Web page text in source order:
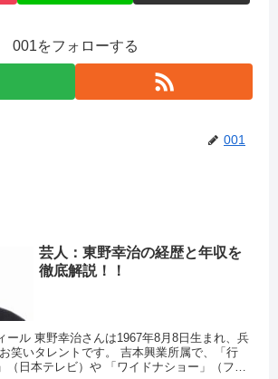
001をフォローする
001
芸人：東野幸治の経歴と年収を
徹底解説！！
ール 東野幸治さんは1967年8月8日生まれ、兵
笑いタレントです。 吉本興業所属で、「行
（日本テレビ）や 「ワイドナショー」（フジ